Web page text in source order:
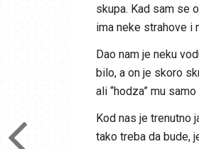
skupa. Kad sam se
ima neke strahove i
Dao nam je neku
bilo, a on je skoro
ali “hodza” mu
Kod nas je trenutno
tako treba da bude,